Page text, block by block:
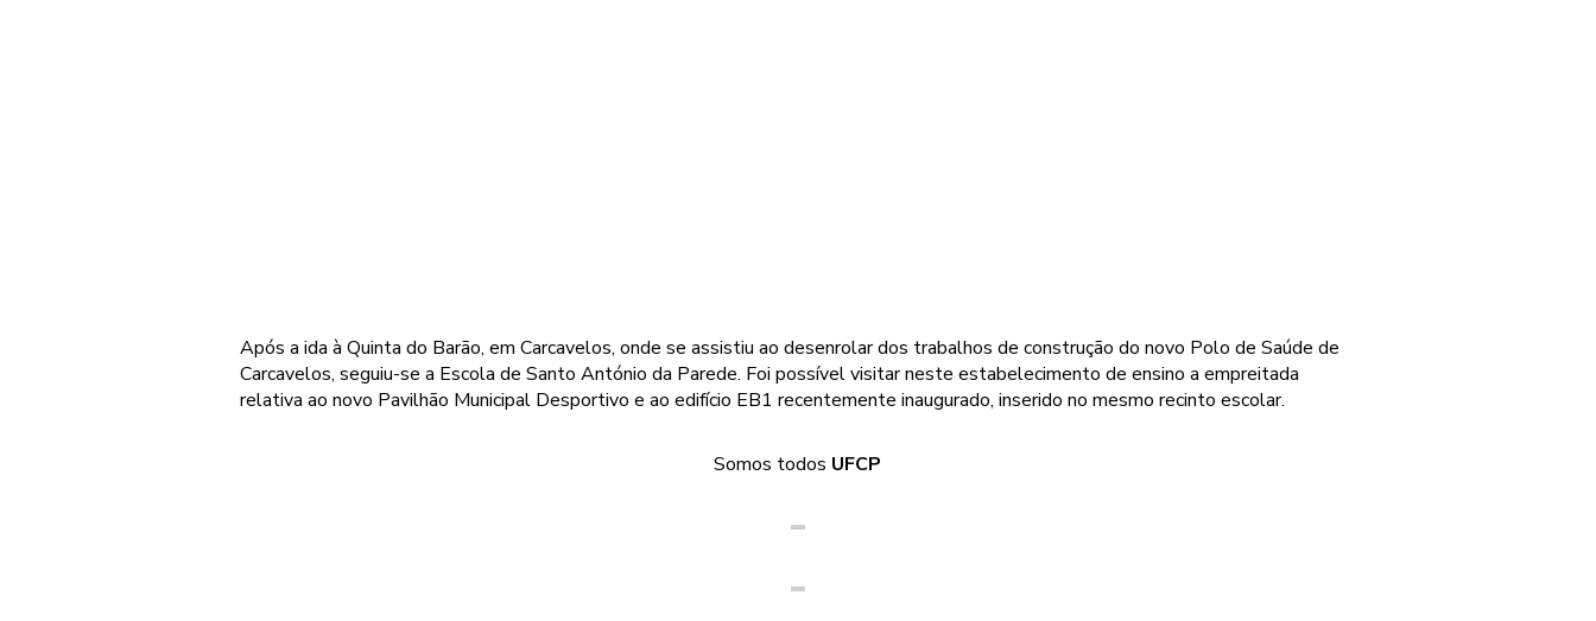
Após a ida à Quinta do Barão, em Carcavelos, onde se assistiu ao desenrolar dos trabalhos de construção do novo Polo de Saúde de
Carcavelos, seguiu-se a Escola de Santo António da Parede. Foi possível visitar neste estabelecimento de ensino a empreitada
relativa ao novo Pavilhão Municipal Desportivo e ao edifício EB1 recentemente inaugurado, inserido no mesmo recinto escolar.
Somos todos UFCP